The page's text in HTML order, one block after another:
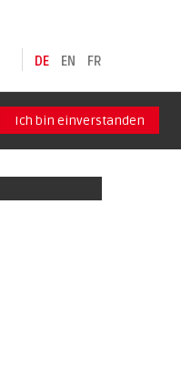
DE EN FR
Ich bin einverstanden